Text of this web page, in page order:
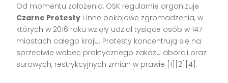
Od momentu założenia, OSK regularnie organizuje
Czarne Protesty i inne pokojowe zgromadzenia, w
których w 2016 roku wzięły udział tysiące osób w 147
miastach całego kraju. Protesty koncentrują się na
sprzeciwie wobec praktycznego zakazu aborcji oraz
surowych, restrykcyjnych zmian w prawie [1][2][4] .